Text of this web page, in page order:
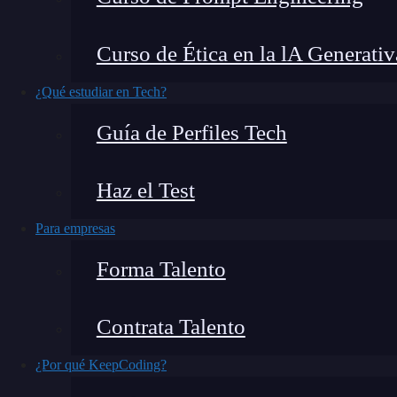
Curso de Ética en la lA
¿Qué estudiar en Tech?
Guía de Perfiles Tech
Haz el Test
Para empresas
Forma Talento
Contrata Talento
¿Por qué KeepCoding?
método str.islower es una de las herramientas
está en minúsculas por completo. El día de
¿Qué encontrarás en este post?